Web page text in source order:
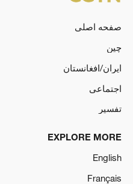
صفحه اصلی
چین
ایران/افغانستان
اجتماعی
تفسیر
EXPLORE MORE
English
Français